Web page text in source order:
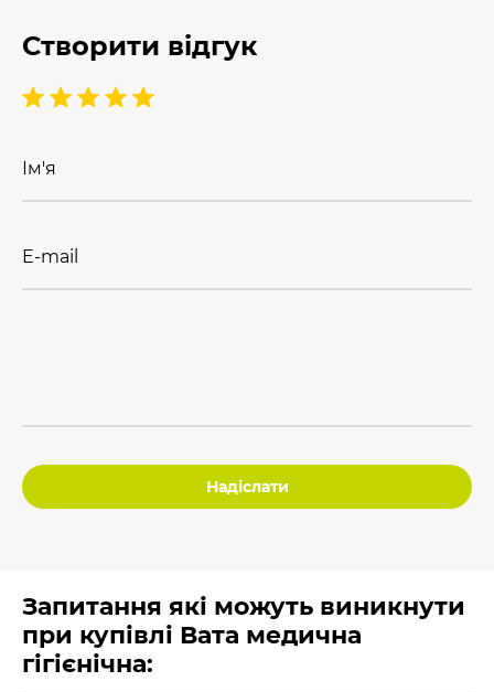
Створити відгук
Ім'я
E-mail
Надіслати
Запитання які можуть виникнути
при купівлі Вата медична
гігієнічна: